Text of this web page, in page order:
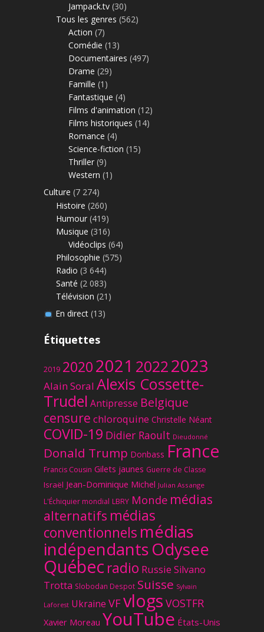
Jampack.tv (30)
Tous les genres (562)
Action (7)
Comédie (13)
Documentaires (497)
Drame (29)
Famille (1)
Fantastique (4)
Films d'animation (12)
Films historiques (14)
Romance (4)
Science-fiction (15)
Thriller (9)
Western (1)
Culture (7 274)
Histoire (260)
Humour (419)
Musique (316)
Vidéoclips (64)
Philosophie (575)
Radio (3 644)
Santé (2 083)
Télévision (21)
En direct(13)
Étiquettes
2019 20202021 20222023
Alain Soral Alexis Cossette-
Trudel Antipresse Belgique
censure chloroquine Christelle Néant
COVID-19 Didier Raoult Dieudonné
Donald Trump Donbass France
Francis Cousin Gilets jaunes Guerre de Classe
Israël Jean-Dominique Michel Julian Assange
L'Échiquier mondial LBRY Monde médias
alternatifs médias
conventionnels médias
indépendantsOdysee
Québec radio Russie Silvano
Trotta Slobodan Despot Suisse Sylvain
Laforest Ukraine VFvlogs VOSTFR
Xavier Moreau YouTube États-Unis